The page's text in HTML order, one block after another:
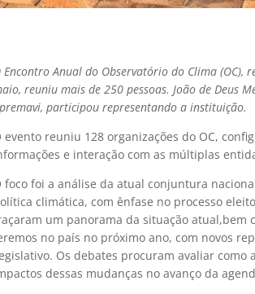
Encontro Anual do Observatório do Clima (OC),
reuniu mais de 250 pessoas. João de Deus
participou representando a instituição.
evento reuniu 128 organizações do OC,
e interação com as múltiplas
foco foi a análise da atual conjuntura
climática, com ênfase no processo
um panorama da situação atual,bem
no país no próximo ano, com novos
Os debates procuram avaliar como
dessas mudanças no avanço da